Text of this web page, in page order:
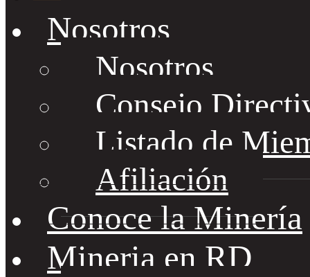
Nosotros
Nosotros
Consejo
Listado de
Afiliación
Conoce la Minería
Mineria en RD